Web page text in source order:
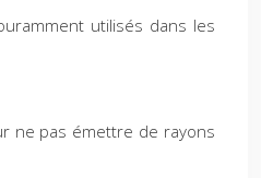
utilisés dans les
ne pas émettre de rayons